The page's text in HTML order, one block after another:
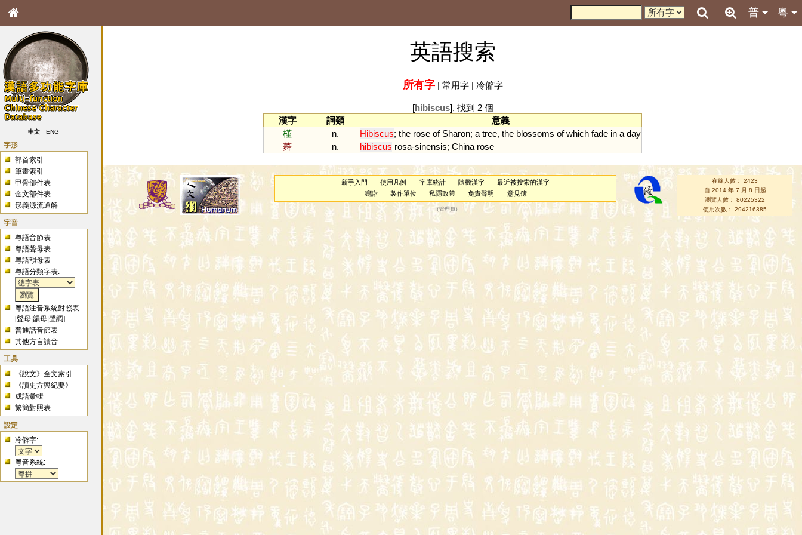
粵
普
中文 ENG
字形
部首索引
筆畫索引
甲骨部件表
金文部件表
形義源流通解
字音
粵語音節表
粵語聲母表
粵語韻母表
粵語分類字表:
粵語注音系統對照表
[聲母 |韻母 |聲調]
普通話音節表
其他方言讀音
工具
《說文》全文索引
《讀史方輿紀要》
成語彙輯
繁簡對照表
設定
冷僻字:
粵音系統:
英語搜索
所有字| 常用字| 冷僻字
[hibiscus], 找到 2 個
漢字
詞類
意義
槿
n. Hibiscus; the rose of Sharon; a tree, the blossoms of which fade in a day
蕣
n. hibiscus rosa-sinensis; China rose
新手入門 使用凡例 字庫統計 隨機漢字
最近被搜索的漢字
鳴謝
製作單位 私隱政策 免責聲明 意見簿
（管理員 ）
在線人數： 2423
自 2014 年 7 月 8 日起
瀏覽人數： 80225322
使用次數： 294216385